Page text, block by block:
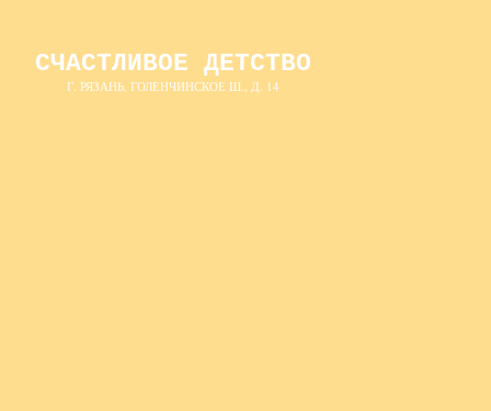
СЧАСТЛИВОЕ ДЕТСТВО
Г. РЯЗАНЬ, ГОЛЕНЧИНСКОЕ Ш., Д. 14